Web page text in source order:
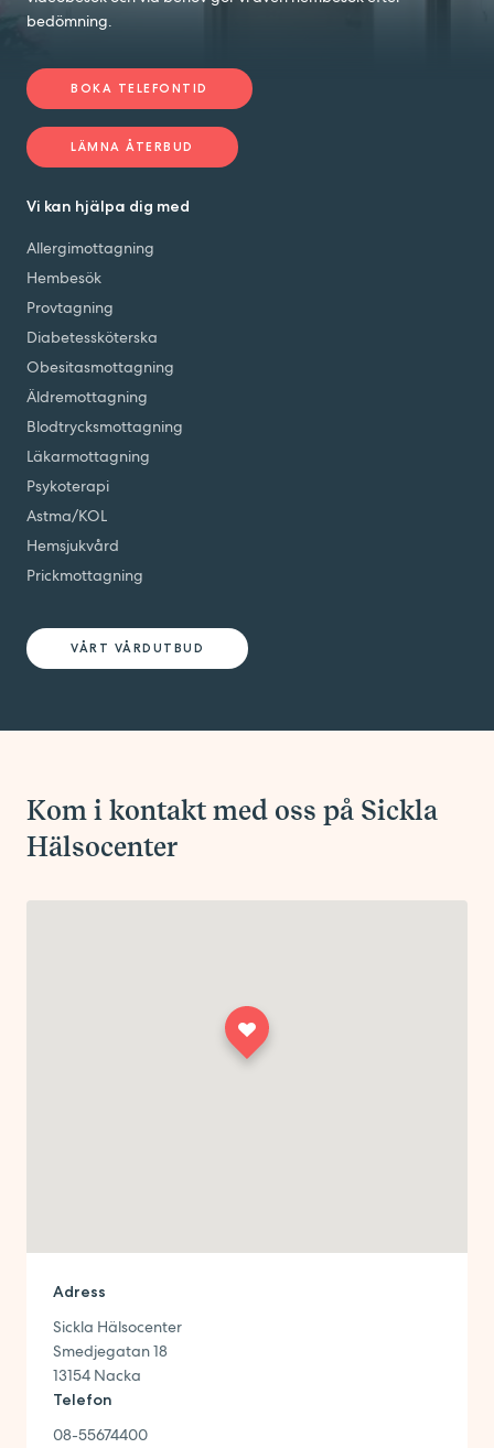
bedömning.
BOKA TELEFONTID
LÄMNA ÅTERBUD
Vi kan hjälpa dig med
Allergimottagning
Hembesök
Provtagning
Diabetessköterska
Obesitasmottagning
Äldremottagning
Blodtrycksmottagning
Läkarmottagning
Psykoterapi
Astma/KOL
Hemsjukvård
Prickmottagning
VÅRT VÅRDUTBUD
Kom i kontakt med oss på Sickla
Hälsocenter
Adress
Sickla Hälsocenter
Smedjegatan 18
13154 Nacka
Telefon
08-55674400